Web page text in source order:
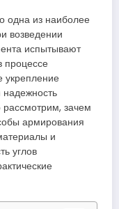
одна из наиболее
возведении
испытывают
процессе
укрепление
надежность
зачем
армирования
и
углов